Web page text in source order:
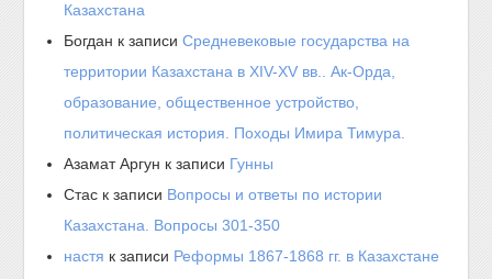
Казахстана
Богдан к записиСредневековые государства на
территории Казахстана в XIV-XV вв.. Ак-Орда,
образование, общественное устройство,
политическая история. Походы Имира Тимура.
Азамат Аргун к записи Гунны
Стас к записи Вопросы и ответы по истории
Казахстана. Вопросы 301-350
настя к записи Реформы 1867-1868 гг. в Казахстане